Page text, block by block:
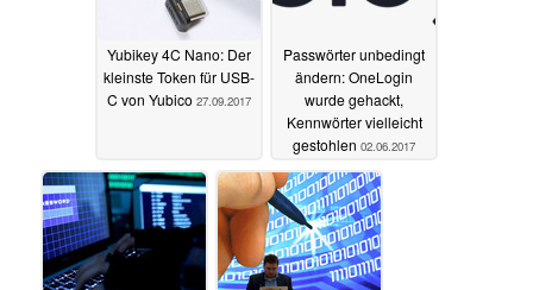
Yubikey 4C Nano: Der
kleinste Token für USB-
C von Yubico 27.09.2017
Passwörter unbedingt
ändern: OneLogin
wurde gehackt,
Kennwörter vielleicht
gestohlen 02.06.2017